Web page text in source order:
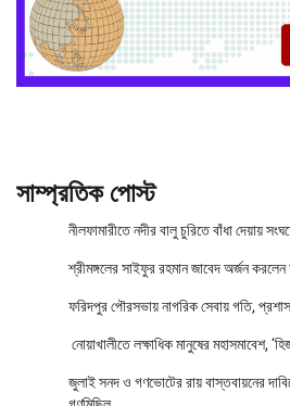
সাম্প্রতিক পোস্ট
নীলফামারীতে নদীর বালু চুরিতে বাঁধা দেয়ায়
শ্রীমঙ্গলের সাইফুর রহমান জাবেদ অর্জন করলেন
ফরিদপুর পৌরসভায় নাগরিক সেবায় গতি,
নোয়াখালীতে লক্ষাধিক মানুষের মহাসমাবেশ,
জুলাই সনদ ও গণভোটের রায় বাস্তবায়নের